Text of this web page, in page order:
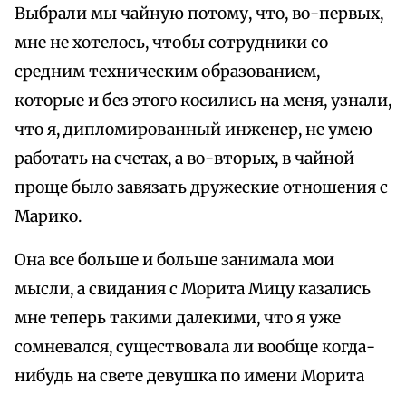
Выбрали мы чайную потому, что, во-первых,
мне не хотелось, чтобы сотрудники со
средним техническим образованием,
которые и без этого косились на меня, узнали,
что я, дипломированный инженер, не умею
работать на счетах, а во-вторых, в чайной
проще было завязать дружеские отношения с
Марико.
Она все больше и больше занимала мои
мысли, а свидания с Морита Мицу казались
мне теперь такими далекими, что я уже
сомневался, существовала ли вообще когда-
нибудь на свете девушка по имени Морита